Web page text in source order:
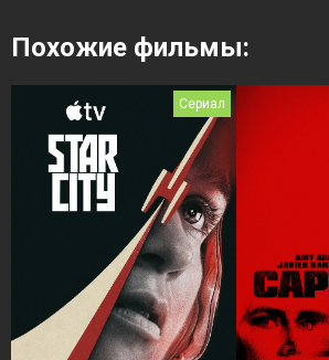
Похожие фильмы:
Сериал